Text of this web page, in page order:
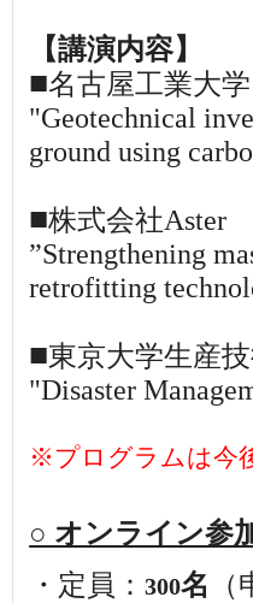
【講演内容】
■名古屋工業大
"Geotechnical
ground using
■株式会社
”Strengthening
retrofitting
■東京大学生産
"Disaster
※プログラムは今
○ オンライン参
・定員：300名